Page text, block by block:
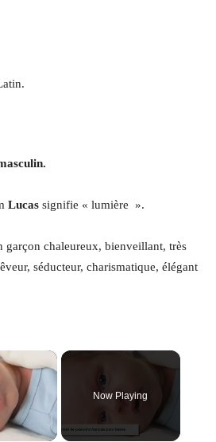
Lucas signifie « lumière ».
garçon chaleureux, bienveillant, très
séducteur, charismatique, élégant
×
Video
Now Playing